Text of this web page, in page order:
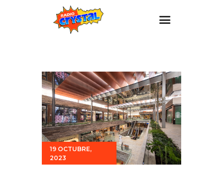
Estaciones
Eventos
Promociones
Noticias
Para ti
Contacto
19 OCTUBRE,
2023